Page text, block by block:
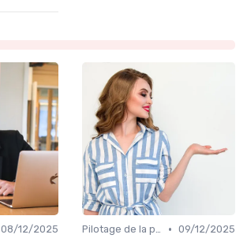
08/12/2025
Pilotage de la performance globale • 09/12/2025